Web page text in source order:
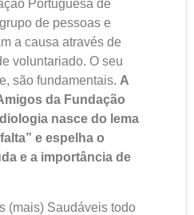
Portuguesa de
de pessoas e
a causa através de
voluntariado. O seu
são fundamentais. A
da Fundação
nasce do lema
e espelha o
e a importância de
(mais) Saudáveis todo